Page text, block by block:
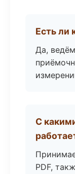
Есть ли
Да,
С
PDF,